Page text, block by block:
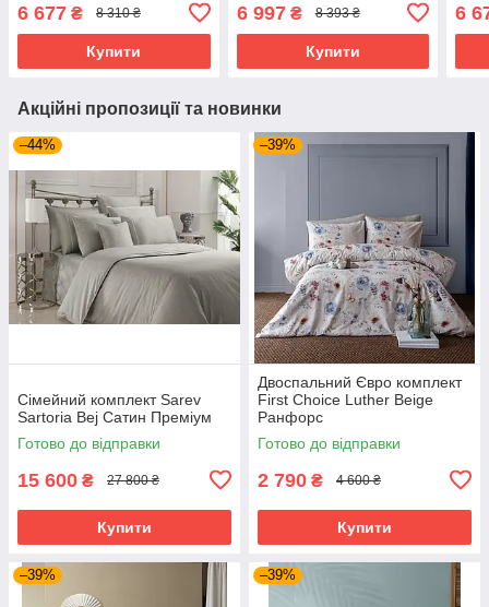
6 677 ₴ 8 310 ₴
Купити
6 997₴ 8 393 ₴
Купити
6
Акційні пропозиції та новинки
–44%
Сімейний комплект Sarev
Sartoria Bej Сатин Преміум
Готово до відправки
15 600 ₴ 27 800 ₴
Купити
–39%
Двоспальний Євро комплект
First Choice Luther Beige
Ранфорс
Готово до відправки
2 790 ₴ 4 600 ₴
Купити
–39% –39%